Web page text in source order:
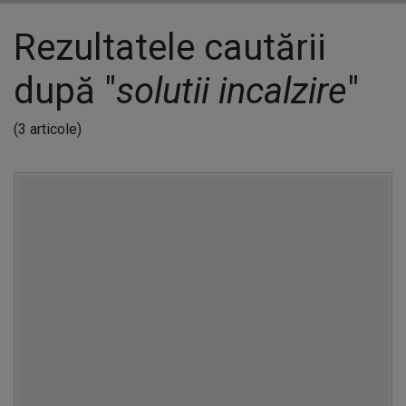
Rezultatele cautării
după "solutii incalzire"
(3 articole)